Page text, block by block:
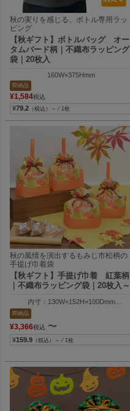
秋の実りを感じる、ボトル専用ラッ
ピング
【秋ギフト】ボトルバッグ オー
タムバード柄｜不織布ラッピング
袋｜20枚入
160W×375Hmm
即納品
¥1,584税込
¥79.2 （税込）～ ⁄ 1枚
秋の風情を演出するもみじ市松柄の
手提げ巾着袋
【秋ギフト】手提げ巾着 紅葉柄
｜不織布ラッピング袋｜20枚入～
内寸：130W×152H×100Dmm
外寸：130W×213H×100Dmm
即納品
¥3,366税込 〜
¥159.9 （税込）～ ⁄ 1枚